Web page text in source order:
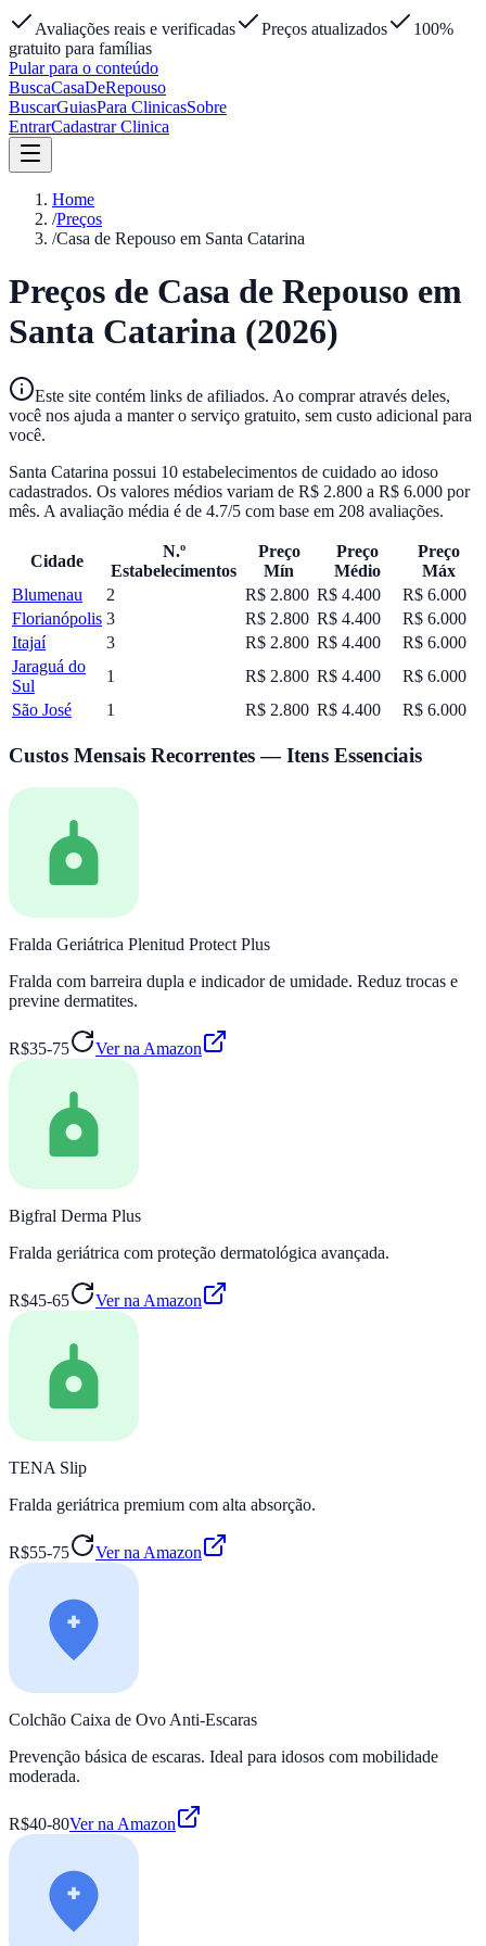
Avaliações reais e verificadas Preços atualizados
100%
gratuito para famílias
Pular para o conteúdo
BuscaCasaDeRepouso
BuscarGuiasPara ClinicasSobre
EntrarCadastrar Clinica
Home
/Preços
/Casa de Repouso em Santa Catarina
Preços de Casa de Repouso em
Santa Catarina (2026)
Este site contém links de afiliados. Ao comprar através deles,
você nos ajuda a manter o serviço gratuito, sem custo adicional para
você.
Santa Catarina possui 10 estabelecimentos de cuidado ao idoso
cadastrados. Os valores médios variam de R$ 2.800 a R$ 6.000 por
mês. A avaliação média é de 4.7/5 com base em 208 avaliações.
Cidade
N.º
Estabelecimentos
Preço
Mín
Preço
Médio
Preço
Máx
Blumenau
2 R$ 2.800 R$ 4.400
R$ 6.000
Florianópolis 3 R$ 2.800 R$ 4.400
R$ 6.000
Itajaí
3 R$ 2.800 R$ 4.400
R$ 6.000
Jaraguá do
Sul
1 R$ 2.800 R$ 4.400
R$ 6.000
São José
1 R$ 2.800 R$ 4.400 R$ 6.000
Custos Mensais Recorrentes — Itens Essenciais
Fralda Geriátrica Plenitud Protect Plus
Fralda com barreira dupla e indicador de umidade. Reduz trocas e
previne dermatites.
R$35-75 Ver na Amazon
Bigfral Derma Plus
Fralda geriátrica com proteção dermatológica avançada.
R$45-65 Ver na Amazon
TENA Slip
Fralda geriátrica premium com alta absorção.
R$55-75 Ver na Amazon
Colchão Caixa de Ovo Anti-Escaras
Prevenção básica de escaras. Ideal para idosos com mobilidade
moderada.
R$40-80Ver na Amazon